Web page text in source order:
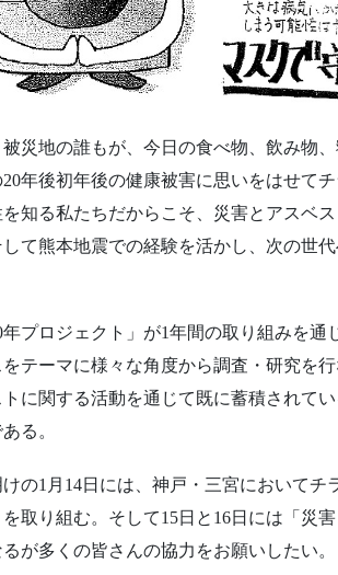
災地の誰もが、今日の食べ物、飲み物
年後初年後の健康被害に思いをはせて
知る私たちだからこそ、災害とアスベ
て熊本地震での経験を活かし、次の世
年プロジェクト」が1年間の取り組みを
テーマに様々な角度から調査・研究を
に関する活動を通じて既に蓄積されて
る。
の1月14日には、神戸・三宮において
を取り組む。そして15日と16日には「災
が多くの皆さんの協力をお願いしたい。